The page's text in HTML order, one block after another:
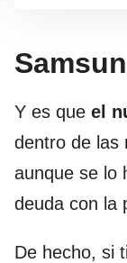
Y es que el
dentro de las
aunque se lo
deuda con la
De hecho, si